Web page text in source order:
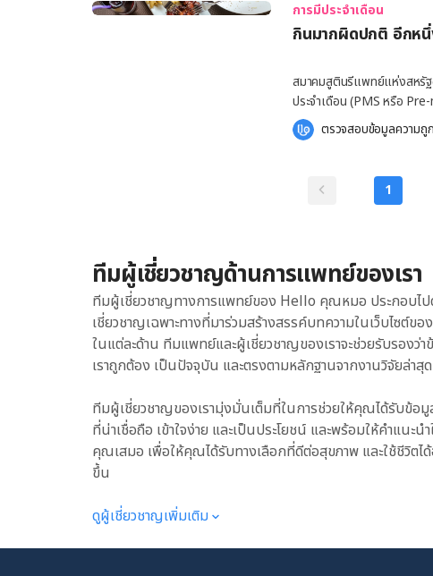
สอดเพียงชิ้นเดียว โดยส่วนประกอบของผ้า
มักทำจากฝ้าย เรยอน และฝ้ายออร์แกนิก รูปร่างของผ้าอนามัยแบบ
จะช่วยให้คุณรู้ว่าประจำเดือน
ถือเป็นเรื่องร้ายแรง แต่ในบ
เกิดจากการเปลี่ยนแปลงของ
โพเจสเตอโรน
ภาวะประจำเดือนมาไม่ปกติบ่
นอกจากนี้ ยังมีสาเหตุอื่นๆ ที่อาจส่งผลต่อร
ประจำเดือนหลังคลอดช้าลง การกินผิดปกติ การลดน้ำหนักเร็วเกินไป หรือออกกำลังกายอย่างหนัก
รวมถึงการกินผิดปกติ ทั้ง 3 สาเหตุนี้ส
การมีประจำเดือน
กินมากผิดปกติ อีกหนึ่
สมาคมสูตินรีแพทย์แห่งสหรัฐ
ประจำเดือน (PMS หรือ
ประจำเดือนนั้นมีด้วยกันมีหล
พร้อมบอกวิธีรับมือกับอาการ
เป็นการเปลี่ยนแปลงทางร่า
สัปดาห์ก่อนมีประจำเดือน แ
(Compulsive eating หรือ
ตัวเองไม่ได้ ซึ่งในบางกรณี
ตรวจสอบข้อมูลความถู
1
ทีมผู้เชี่ยวชาญด้านการแพทย์ของเรา
ทีมผู้เชี่ยวชาญทางการแพทย์ของ Hello คุณหมอ ประกอบไ
เชี่ยวชาญเฉพาะทางที่มาร่วมสร้างสรรค์บทความในเว็บไซต์ขอ
ในแต่ละด้าน ทีมแพทย์และผู้เชี่ยวชาญของเราจะช่วยรับรองว่
เราถูกต้อง เป็นปัจจุบัน และตรงตามหลักฐานจากงานวิจัยล่าสุด
ทีมผู้เชี่ยวชาญของเรามุ่งมั่นเต็มที่ในการช่วยให้คุณได้รับข้อมู
ที่น่าเชื่อถือ เข้าใจง่าย และเป็นประโยชน์ และพร้อมให้คำแนะ
คุณเสมอ เพื่อให้คุณได้รับทางเลือกที่ดีต่อสุขภาพ และใช้ชีวิตไ
ขึ้น
ดูผู้เชี่ยวชาญเพิ่มเติม